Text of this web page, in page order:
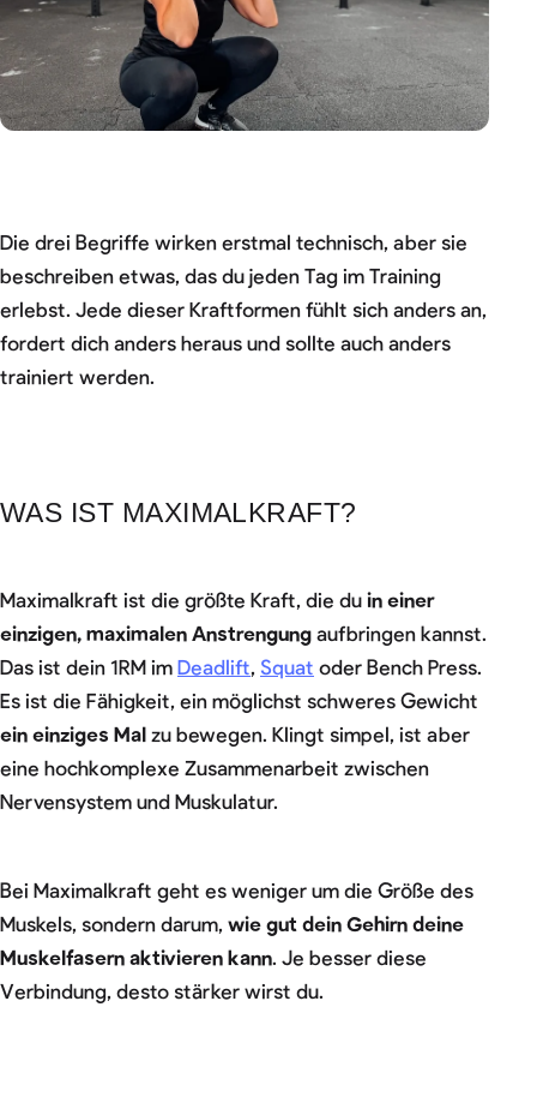
Die drei Begriffe wirken erstmal technisch, aber sie
beschreiben etwas, das du jeden Tag im Training
erlebst. Jede dieser Kraftformen fühlt sich anders an,
fordert dich anders heraus und sollte auch anders
trainiert werden.
WAS IST MAXIMALKRAFT?
Maximalkraft ist die größte Kraft, die du in einer
einzigen, maximalen Anstrengung aufbringen kannst.
Das ist dein 1RM im Deadlift, Squat oder Bench Press.
Es ist die Fähigkeit, ein möglichst schweres Gewicht
ein einziges Mal zu bewegen. Klingt simpel, ist aber
eine hochkomplexe Zusammenarbeit zwischen
Nervensystem und Muskulatur.
Bei Maximalkraft geht es weniger um die Größe des
Muskels, sondern darum, wie gut dein Gehirn deine
Muskelfasern aktivieren kann. Je besser diese
Verbindung, desto stärker wirst du.